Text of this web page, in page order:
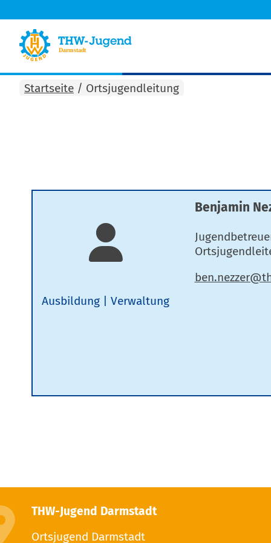
Startseite / Ortsjugendleitung
Benjamin
Ausbildung Verwaltung
THW-Jugend Darmstadt
Ortsjugend Darmstadt